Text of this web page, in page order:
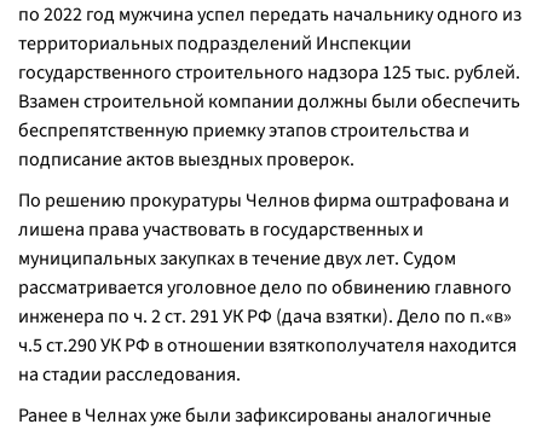
по 2022 год мужчина успел передать начальнику одного из
территориальных подразделений Инспекции
государственного строительного надзора 125 тыс. рублей.
Взамен строительной компании должны были обеспечить
беспрепятственную приемку этапов строительства и
подписание актов выездных проверок.
По решению прокуратуры Челнов фирма оштрафована и
лишена права участвовать в государственных и
муниципальных закупках в течение двух лет. Судом
рассматривается уголовное дело по обвинению главного
инженера по ч. 2 ст. 291 УК РФ (дача взятки). Дело по п.«в»
ч.5 ст.290 УК РФ в отношении взяткополучателя находится
на стадии расследования.
Ранее в Челнах уже были зафиксированы аналогичные